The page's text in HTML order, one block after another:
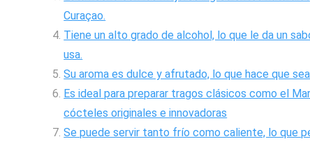
Curaçao.
Tiene un alto grado de alcohol, lo que le da un
usa.
Su aroma es dulce y afrutado, lo que hace que
Es ideal para preparar tragos clásicos como el
cócteles originales e innovadoras
Se puede servir tanto frío como caliente, lo que